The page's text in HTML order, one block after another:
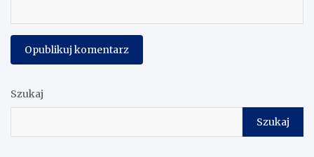
Szukaj
Szukaj